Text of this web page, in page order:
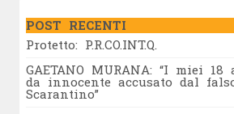
POST RECENTI
Protetto: P.R.CO.INT.Q.
GAETANO MURANA: “I miei
da innocente accusato dal
Scarantino”